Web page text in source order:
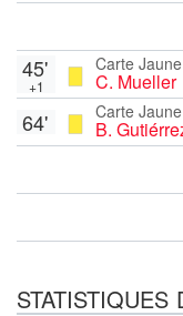
Carte Jaune
C. Mueller
45'
+1
Carte Jaune
B.
64'
STATISTIQUES